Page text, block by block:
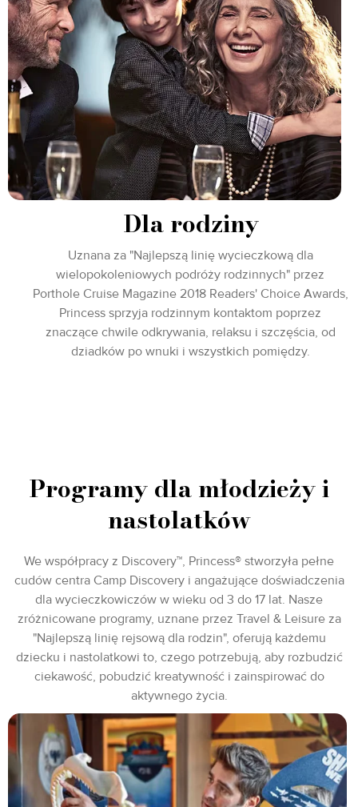
Dla rodziny
Uznana za "Najlepszą linię wycieczkową dla
wielopokoleniowych podróży rodzinnych" przez
Porthole Cruise Magazine 2018 Readers' Choice Awards,
Princess sprzyja rodzinnym kontaktom poprzez
znaczące chwile odkrywania, relaksu i szczęścia, od
dziadków po wnuki i wszystkich pomiędzy.
Programy dla młodzieży i
nastolatków
We współpracy z Discovery™, Princess® stworzyła pełne
cudów centra Camp Discovery i angażujące doświadczenia
dla wycieczkowiczów w wieku od 3 do 17 lat. Nasze
zróżnicowane programy, uznane przez Travel & Leisure za
"Najlepszą linię rejsową dla rodzin", oferują każdemu
dziecku i nastolatkowi to, czego potrzebują, aby rozbudzić
ciekawość, pobudzić kreatywność i zainspirować do
aktywnego życia.